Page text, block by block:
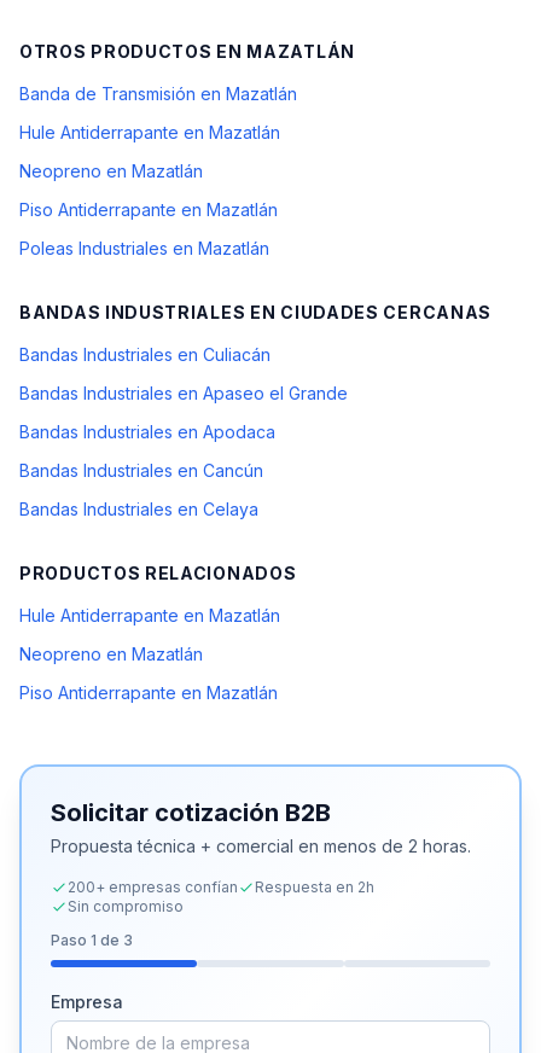
OTROS PRODUCTOS EN MAZATLÁN
Banda de Transmisión en Mazatlán
Hule Antiderrapante en Mazatlán
Neopreno en Mazatlán
Piso Antiderrapante en Mazatlán
Poleas Industriales en Mazatlán
BANDAS INDUSTRIALES EN CIUDADES CERCANAS
Bandas Industriales en Culiacán
Bandas Industriales en Apaseo el Grande
Bandas Industriales en Apodaca
Bandas Industriales en Cancún
Bandas Industriales en Celaya
PRODUCTOS RELACIONADOS
Hule Antiderrapante en Mazatlán
Neopreno en Mazatlán
Piso Antiderrapante en Mazatlán
Solicitar cotización B2B
Propuesta técnica + comercial en menos de 2 horas.
200+ empresas confían
Respuesta en 2h
Sin compromiso
Paso 1 de 3
Empresa